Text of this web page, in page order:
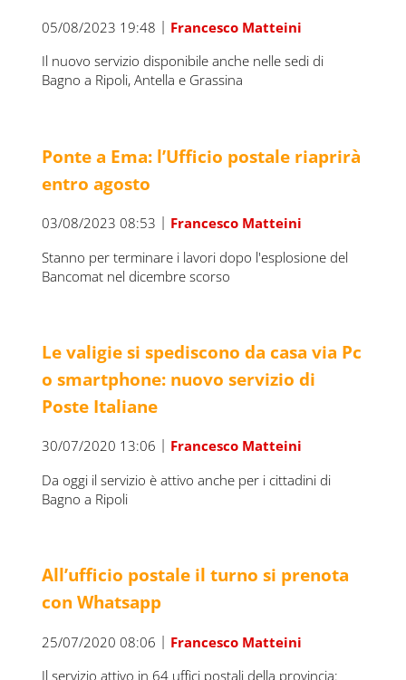
05/08/2023 19:48 | Francesco Matteini
Il nuovo servizio disponibile anche nelle sedi di
Bagno a Ripoli, Antella e Grassina
Ponte a Ema: l’Ufficio postale riaprirà
entro agosto
03/08/2023 08:53 | Francesco Matteini
Stanno per terminare i lavori dopo l'esplosione del
Bancomat nel dicembre scorso
Le valigie si spediscono da casa via Pc
o smartphone: nuovo servizio di
Poste Italiane
30/07/2020 13:06 | Francesco Matteini
Da oggi il servizio è attivo anche per i cittadini di
Bagno a Ripoli
All’ufficio postale il turno si prenota
con Whatsapp
25/07/2020 08:06 | Francesco Matteini
Il servizio attivo in 64 uffici postali della provincia: